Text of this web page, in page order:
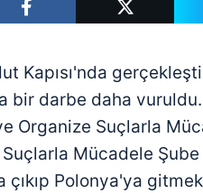
Kapısı'nda
bir darbe daha
Organize Suçlarla
Mücadele
Polonya'ya